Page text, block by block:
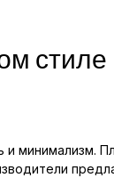
стиле
и минимализм.